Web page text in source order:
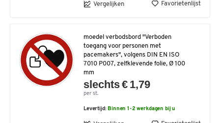
Vergelijken Favorietenlijst
moedel verbodsbord "Verboden
toegang voor personen met
pacemakers", volgens DIN EN ISO
7010 P007, zelfklevende folie, Ø 100
mm
slechts € 1,79
per st.
Levertijd: Binnen 1-2 werkdagen bij u